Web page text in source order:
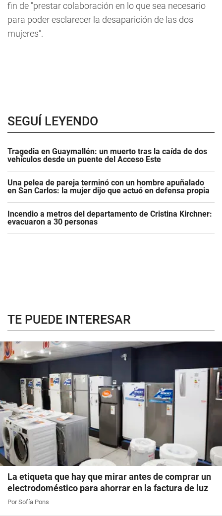
fin de "prestar colaboración en lo que sea necesario
para poder esclarecer la desaparición de las dos
mujeres".
SEGUÍ LEYENDO
Tragedia en Guaymallén: un muerto tras la caída de dos
vehículos desde un puente del Acceso Este
Una pelea de pareja terminó con un hombre apuñalado
en San Carlos: la mujer dijo que actuó en defensa propia
Incendio a metros del departamento de Cristina Kirchner:
evacuaron a 30 personas
TE PUEDE INTERESAR
La etiqueta que hay que mirar antes de comprar un
electrodoméstico para ahorrar en la factura de luz
Por Sofía Pons